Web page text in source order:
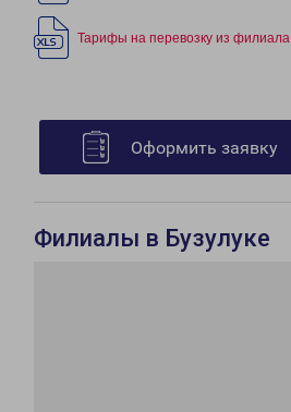
Тарифы на перевозку из филиала
Оформить заявку
Филиалы в Бузулуке